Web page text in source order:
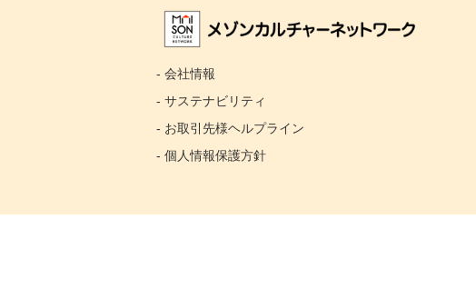
- 会社情報
- サステナビリティ
- お取引先様ヘルプライン
- 個人情報保護方針